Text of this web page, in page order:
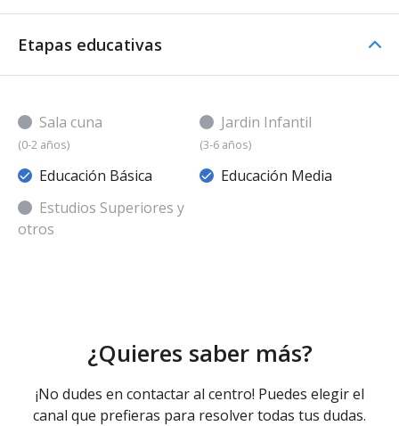
Etapas educativas
Sala cuna
(0-2 años)
Jardin Infantil
(3-6 años)
Educación Básica
Educación Media
Estudios Superiores y
otros
¿Quieres saber más?
¡No dudes en contactar al centro! Puedes elegir el
canal que prefieras para resolver todas tus dudas.